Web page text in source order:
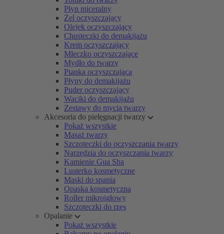
Płyn miceralny
Żel oczyszczający
Olejek oczyszczający
Chusteczki do demakijażu
Krem oczyszczający
Mleczko oczyszczające
Mydło do twarzy
Pianka oczyszczająca
Płyny do demakijażu
Puder oczyszczający
Waciki do demakijażu
Zestawy do mycia twarzy
Akcesoria do pielęgnacji twarzy
Pokaż wszystkie
Masaż twarzy
Szczoteczki do oczyszczania twarzy
Narzędzia do oczyszczania twarzy
Kamienie Gua Sha
Lusterko kosmetyczne
Maski do spania
Opaska kosmetyczna
Roller mikroigłowy
Szczoteczki do rzęs
Opalanie
Pokaż wszystkie